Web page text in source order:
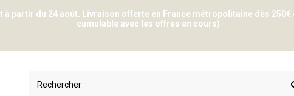
partir du 24 août. Livraison offerte en France métropolitaine dès
cumulable avec les offres en cours)